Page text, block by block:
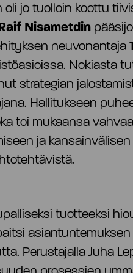
oli jo tuolloin koottu
Nisametdin
neuvonantaja
Nokiasta
strategian
Hallitukseen
toi mukaansa
ja
tuotteeksi
Perustajalla Juha